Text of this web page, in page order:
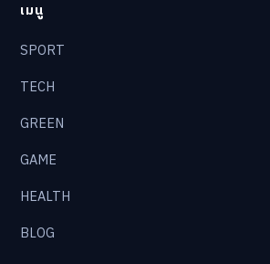
เมนู
SPORT
TECH
GREEN
GAME
HEALTH
BLOG